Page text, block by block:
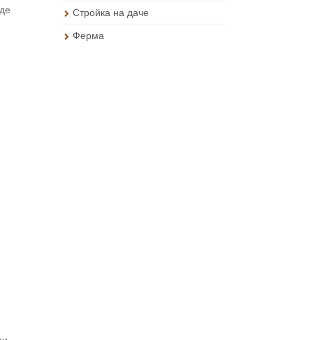
Стройка на даче
Ферма